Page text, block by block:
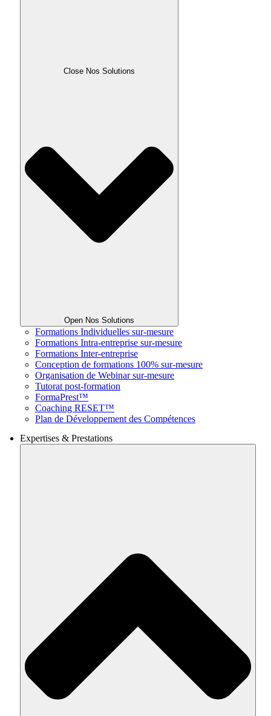
Close Nos Solutions
Open Nos Solutions
Formations Individuelles sur-mesure
Formations Intra-entreprise sur-mesure
Formations Inter-entreprise
Conception de formations 100% sur-mesure
Organisation de Webinar sur-mesure
Tutorat post-formation
FormaPrest™
Coaching RESET™
Plan de Développement des Compétences
Expertises & Prestations